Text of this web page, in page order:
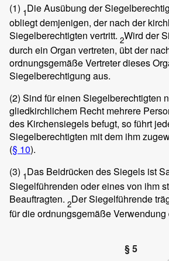
(1) 1Die Ausübung der
obliegt demjenigen, der nach der
Siegelberechtigten vertritt. 2Wird der
durch ein Organ vertreten, übt der
ordnungsgemäße Vertreter dieses
Siegelberechtigung aus.
(2) Sind für einen Siegelberechtigten
gliedkirchlichem Recht mehrere
des Kirchensiegels befugt, so führt
Siegelberechtigten mit dem ihm
(§ 10).
(3) 1Das Beidrücken des Siegels ist
Siegelführenden oder eines von ihm
Beauftragten. 2Der Siegelführende
für die ordnungsgemäße
§ 5